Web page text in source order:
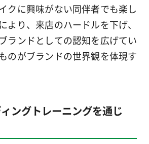
クに興味がない同伴者でも楽し
より、来店のハードルを下げ、
ランドとしての認知を広げてい
のがブランドの世界観を体現す
ングトレーニングを通じ